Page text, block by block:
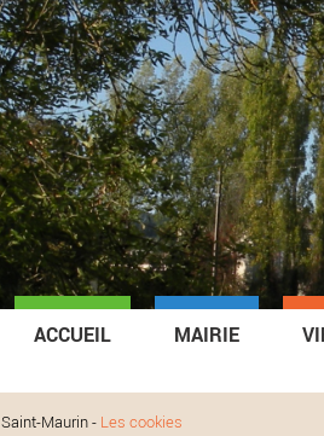
ACCUEIL MAIRIE
Saint-Maurin- Les cookies